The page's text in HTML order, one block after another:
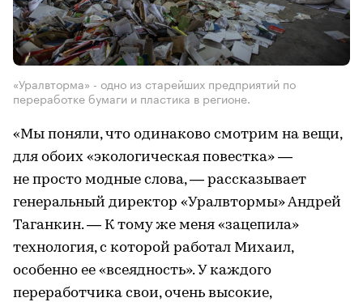
«Уралвторма» - одно из старейших предприятий по
переработке бумаги и пластика в регионе.
«Мы поняли, что одинаково смотрим на вещи,
для обоих «экологическая повестка» —
не просто модные слова, — рассказывает
генеральный директор «Уралвтормы» Андрей
Таганкин. — К тому же меня «зацепила»
технология, с которой работал Михаил,
особенно ее «всеядность». У каждого
переработчика свои, очень высокие,